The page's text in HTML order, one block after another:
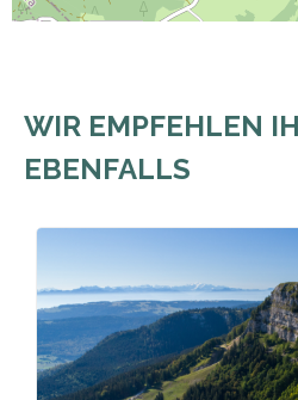
WIR EMPFEHLEN
EBENFALLS